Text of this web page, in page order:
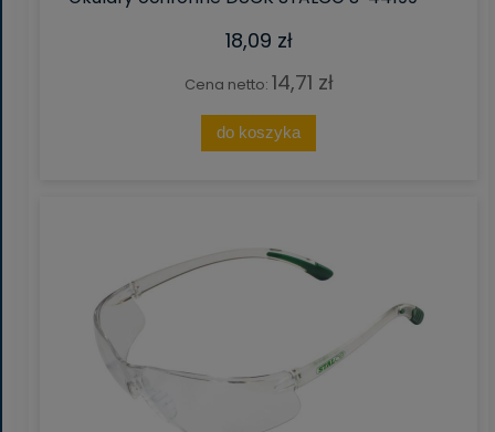
18,09 zł
Cena netto: 14,71 zł
do koszyka